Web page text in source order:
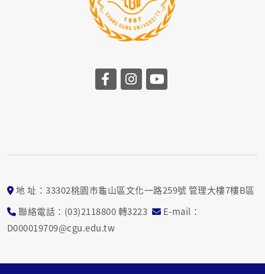
地 址：33302桃園市龜山區文化一路259號 管理大樓7樓B區
聯絡電話：(03)2118800 轉3223
E-mail：
D000019709@cgu.edu.tw